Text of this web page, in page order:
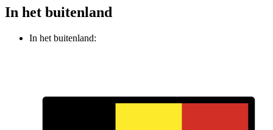
In het buitenland
In het buitenland: